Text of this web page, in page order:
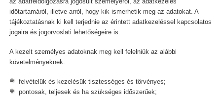
az adatfeldolgozásra jogosult személyéről, az adatkezelés
időtartamáról, illetve arról, hogy kik ismerhetik meg az adatokat. A
tájékoztatásnak ki kell terjednie az érintett adatkezeléssel kapcsolatos
jogaira és jogorvoslati lehetőségeire is.
A kezelt személyes adatoknak meg kell felelniük az alábbi
követelményeknek:
felvételük és kezelésük tisztességes és törvényes;
pontosak, teljesek és ha szükséges időszerűek;